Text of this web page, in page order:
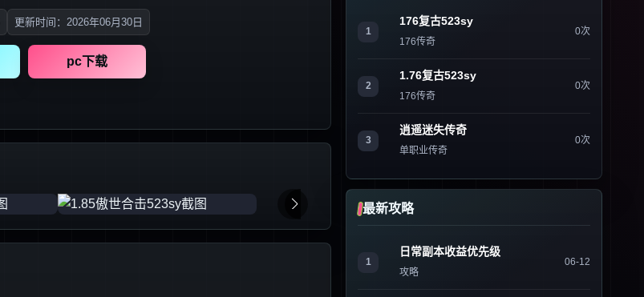
更新时间：2026年06月30日
pc下载
1
176复古523sy
176传奇
0次
2
1.76复古523sy
176传奇
0次
3
逍遥迷失传奇
单职业传奇
0次
最新攻略
1
日常副本收益优先级
攻略
06-12